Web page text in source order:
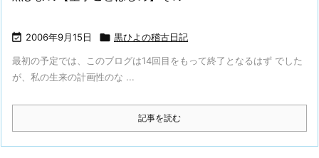
 2006年9月15日  黒ひよの稽古日記
最初の予定では、このブログは14回目をもって終了となるはず でした
が、私の生来の計画性のな ...
記事を読む